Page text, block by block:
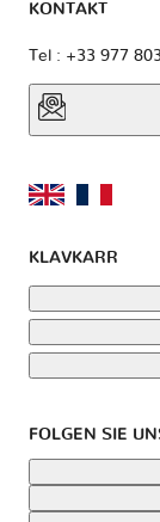
KONTAKT
Tel : +33 977
KLAVKARR
FOLGEN SIE